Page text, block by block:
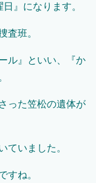
』になります。
査班。
ル』といい、『か
った笠松の遺体が
ていました。
すね。